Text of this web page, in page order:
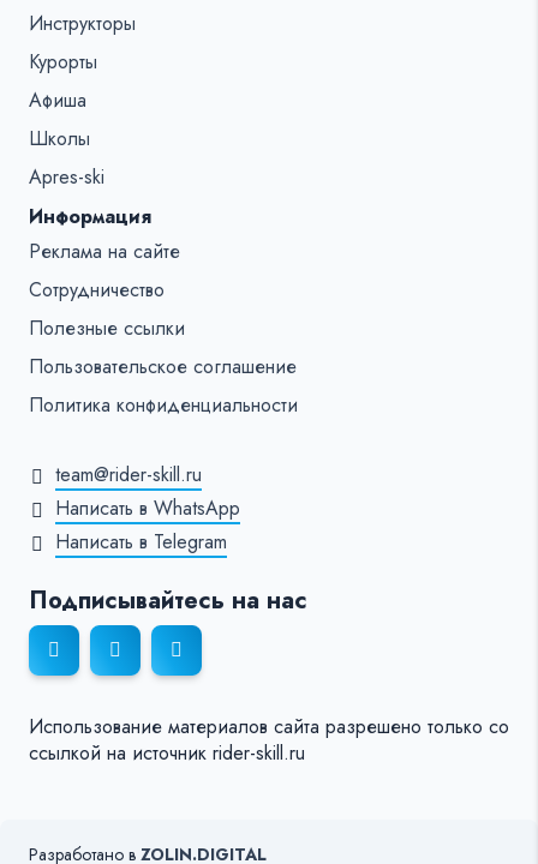
Инструкторы
Курорты
Афиша
Школы
Apres-ski
Информация
Реклама на сайте
Сотрудничество
Полезные ссылки
Пользовательское соглашение
Политика конфиденциальности
team@rider-skill.ru
Написать в WhatsApp
Написать в Telegram
Подписывайтесь на нас
Использование материалов сайта разрешено только со
ссылкой на источник rider-skill.ru
Разработано в ZOLIN.DIGITAL